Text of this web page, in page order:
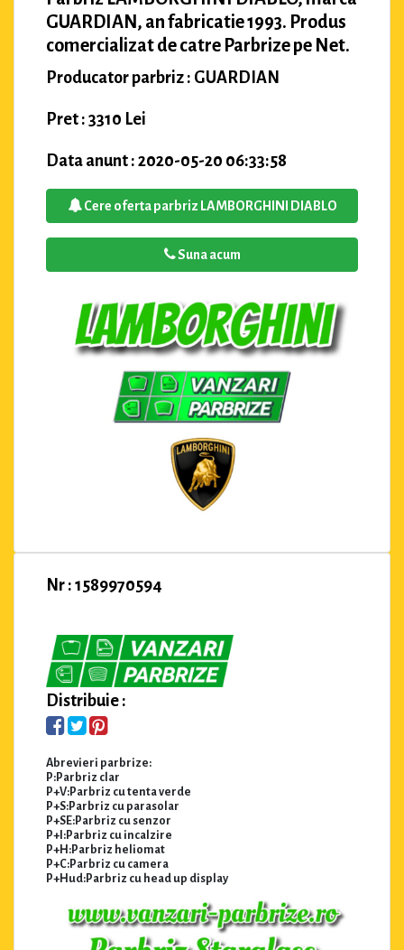
GUARDIAN, an fabricatie 1993. Produs
comercializat de catre Parbrize pe Net.
Producator parbriz : GUARDIAN
Pret : 3310 Lei
Data anunt : 2020-05-20 06:33:58
Cere oferta parbriz LAMBORGHINI DIABLO
Suna acum
Nr : 1589970594
Distribuie :
Abrevieri parbrize:
P:Parbriz clar
P+V:Parbriz cu tenta verde
P+S:Parbriz cu parasolar
P+SE:Parbriz cu senzor
P+I:Parbriz cu incalzire
P+H:Parbriz heliomat
P+C:Parbriz cu camera
P+Hud:Parbriz cu head up display